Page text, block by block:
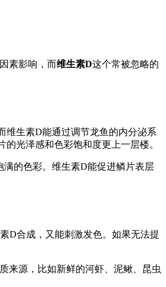
素影响，而维生素D这个常被忽略的
维生素D能通过调节龙鱼的内分泌系
光泽感和色彩饱和度更上一层楼。
的色彩。维生素D能促进鳞片表层
D合成，又能刺激发色。如果无法提
来源，比如新鲜的河虾、泥鳅、昆虫